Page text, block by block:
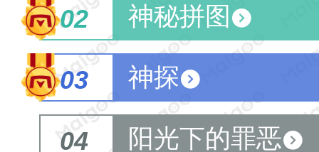
02 神秘拼图
03 神探
04 阳光下的罪恶